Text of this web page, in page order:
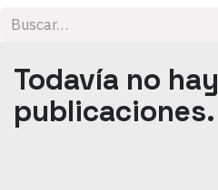
Todavía no hay
publicaciones.